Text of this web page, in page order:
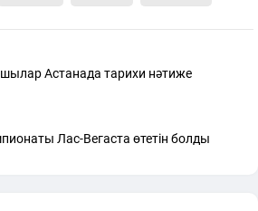
Астанада тарихи нәтиже
Лас-Вегаста өтетін болды